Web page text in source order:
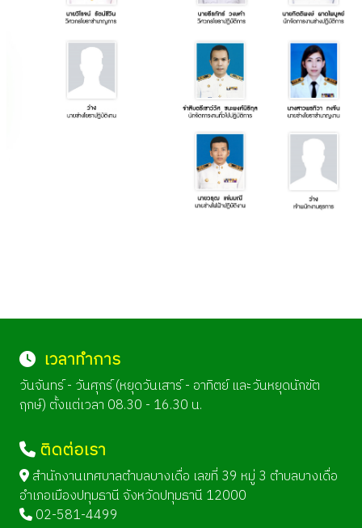
เวลาทำการ
วันจันทร์ - วันศุกร์ (หยุดวันเสาร์ - อาทิตย์ และวันหยุดนักขัต
ฤกษ์) ตั้งแต่เวลา 08.30 - 16.30 น.
ติดต่อเรา
สำนักงานเทศบาลตำบลบางเดื่อ เลขที่ 39 หมู่ 3 ตำบลบางเดื่อ
อำเภอเมืองปทุมธานี จังหวัดปทุมธานี 12000
02-581-4499